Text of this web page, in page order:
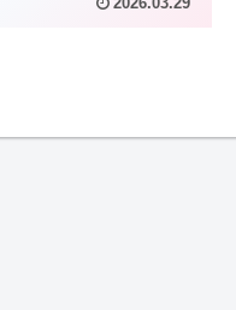
2026.03.29